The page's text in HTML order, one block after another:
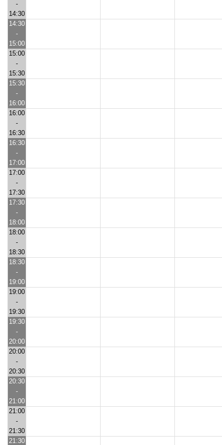
-
14:30
14:30
-
15:00
15:00
-
15:30
15:30
-
16:00
16:00
-
16:30
16:30
-
17:00
17:00
-
17:30
17:30
-
18:00
18:00
-
18:30
18:30
-
19:00
19:00
-
19:30
19:30
-
20:00
20:00
-
20:30
20:30
-
21:00
21:00
-
21:30
21:30